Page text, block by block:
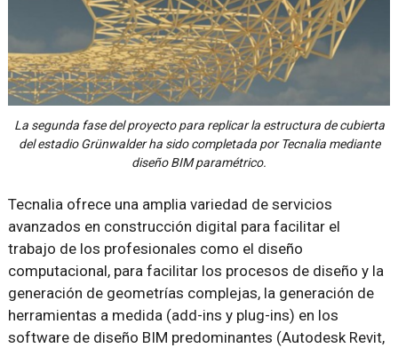
La segunda fase del proyecto para replicar la estructura de cubierta
del estadio Grünwalder ha sido completada por Tecnalia mediante
diseño BIM paramétrico.
Tecnalia ofrece una amplia variedad de servicios
avanzados en construcción digital para facilitar el
trabajo de los profesionales como el diseño
computacional, para facilitar los procesos de diseño y la
generación de geometrías complejas, la generación de
herramientas a medida (add-ins y plug-ins) en los
software de diseño BIM predominantes (Autodesk Revit,